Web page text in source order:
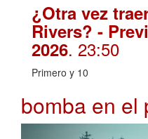
¿Otra vez
Rivers? -
2026. 23:50
Primero y 10
bomba en el